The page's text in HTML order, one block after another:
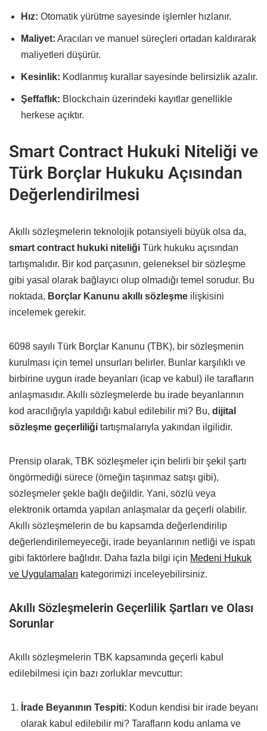
Hız: Otomatik yürütme sayesinde işlemler hızlanır.
Maliyet: Aracıları ve manuel süreçleri ortadan kaldırarak
maliyetleri düşürür.
Kesinlik: Kodlanmış kurallar sayesinde belirsizlik azalır.
Şeffaflık: Blockchain üzerindeki kayıtlar genellikle
herkese açıktır.
Smart Contract Hukuki Niteliği ve
Türk Borçlar Hukuku Açısından
Değerlendirilmesi
Akıllı sözleşmelerin teknolojik potansiyeli büyük olsa da,
smart contract hukuki niteliği Türk hukuku açısından
tartışmalıdır. Bir kod parçasının, geleneksel bir sözleşme
gibi yasal olarak bağlayıcı olup olmadığı temel sorudur. Bu
noktada, Borçlar Kanunu akıllı sözleşme ilişkisini
incelemek gerekir.
6098 sayılı Türk Borçlar Kanunu (TBK), bir sözleşmenin
kurulması için temel unsurları belirler. Bunlar karşılıklı ve
birbirine uygun irade beyanları (icap ve kabul) ile tarafların
anlaşmasıdır. Akıllı sözleşmelerde bu irade beyanlarının
kod aracılığıyla yapıldığı kabul edilebilir mi? Bu, dijital
sözleşme geçerliliği tartışmalarıyla yakından ilgilidir.
Prensip olarak, TBK sözleşmeler için belirli bir şekil şartı
öngörmediği sürece (örneğin taşınmaz satışı gibi),
sözleşmeler şekle bağlı değildir. Yani, sözlü veya
elektronik ortamda yapılan anlaşmalar da geçerli olabilir.
Akıllı sözleşmelerin de bu kapsamda değerlendirilip
değerlendirilemeyeceği, irade beyanlarının netliği ve ispatı
gibi faktörlere bağlıdır. Daha fazla bilgi için Medeni Hukuk
ve Uygulamaları kategorimizi inceleyebilirsiniz.
Akıllı Sözleşmelerin Geçerlilik Şartları ve Olası
Sorunlar
Akıllı sözleşmelerin TBK kapsamında geçerli kabul
edilebilmesi için bazı zorluklar mevcuttur:
İrade Beyanının Tespiti: Kodun kendisi bir irade beyanı
olarak kabul edilebilir mi? Tarafların kodu anlama ve